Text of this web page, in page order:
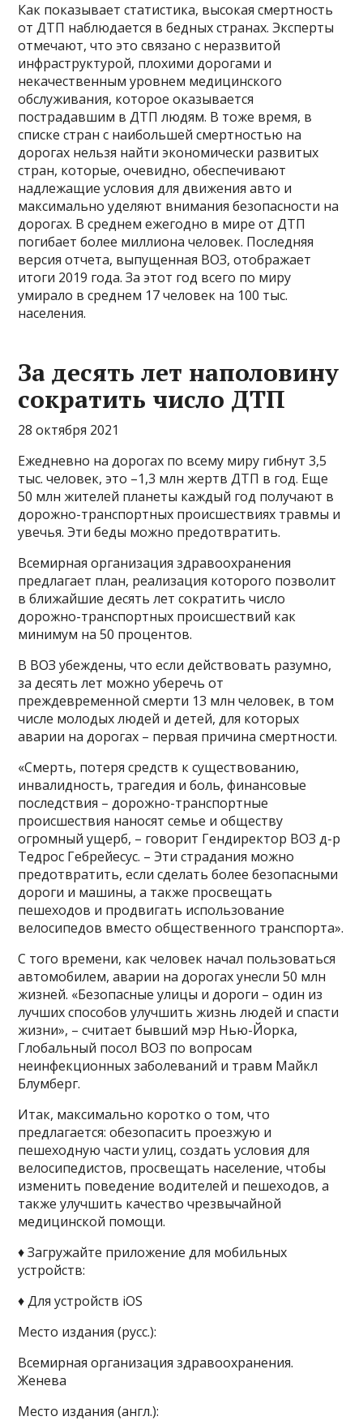
Как показывает статистика, высокая смертность
от ДТП наблюдается в бедных странах. Эксперты
отмечают, что это связано с неразвитой
инфраструктурой, плохими дорогами и
некачественным уровнем медицинского
обслуживания, которое оказывается
пострадавшим в ДТП людям. В тоже время, в
списке стран с наибольшей смертностью на
дорогах нельзя найти экономически развитых
стран, которые, очевидно, обеспечивают
надлежащие условия для движения авто и
максимально уделяют внимания безопасности на
дорогах. В среднем ежегодно в мире от ДТП
погибает более миллиона человек. Последняя
версия отчета, выпущенная ВОЗ, отображает
итоги 2019 года. За этот год всего по миру
умирало в среднем 17 человек на 100 тыс.
населения.
За десять лет наполовину
сократить число ДТП
28 октября 2021
Ежедневно на дорогах по всему миру гибнут 3,5
тыс. человек, это –1,3 млн жертв ДТП в год. Еще
50 млн жителей планеты каждый год получают в
дорожно-транспортных происшествиях травмы и
увечья. Эти беды можно предотвратить.
Всемирная организация здравоохранения
предлагает план, реализация которого позволит
в ближайшие десять лет сократить число
дорожно-транспортных происшествий как
минимум на 50 процентов.
В ВОЗ убеждены, что если действовать разумно,
за десять лет можно уберечь от
преждевременной смерти 13 млн человек, в том
числе молодых людей и детей, для которых
аварии на дорогах – первая причина смертности.
«Смерть, потеря средств к существованию,
инвалидность, трагедия и боль, финансовые
последствия – дорожно-транспортные
происшествия наносят семье и обществу
огромный ущерб, – говорит Гендиректор ВОЗ д-р
Тедрос Гебрейесус. – Эти страдания можно
предотвратить, если сделать более безопасными
дороги и машины, а также просвещать
пешеходов и продвигать использование
велосипедов вместо общественного транспорта».
C того времени, как человек начал пользоваться
автомобилем, аварии на дорогах унесли 50 млн
жизней. «Безопасные улицы и дороги – один из
лучших способов улучшить жизнь людей и спасти
жизни», – считает бывший мэр Нью-Йорка,
Глобальный посол ВОЗ по вопросам
неинфекционных заболеваний и травм Майкл
Блумберг.
Итак, максимально коротко о том, что
предлагается: обезопасить проезжую и
пешеходную части улиц, создать условия для
велосипедистов, просвещать население, чтобы
изменить поведение водителей и пешеходов, а
также улучшить качество чрезвычайной
медицинской помощи.
♦ Загружайте приложение для мобильных
устройств:
♦ Для устройств iOS
Место издания (русс.):
Всемирная организация здравоохранения.
Женева
Место издания (англ.):